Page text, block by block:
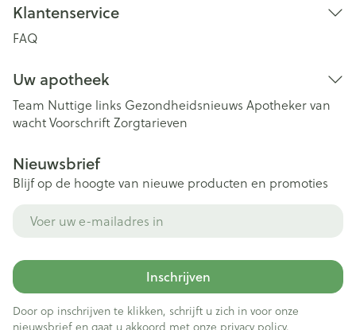
Klantenservice
FAQ
Uw apotheek
Team Nuttige links Gezondheidsnieuws Apotheker van
wachtVoorschriftZorgtarieven
Nieuwsbrief
Blijf op de hoogte van nieuwe producten en promoties
Inschrijven
Door op inschrijven te klikken, schrijft u zich in voor onze
nieuwsbrief en gaat u akkoord met onze privacy policy.